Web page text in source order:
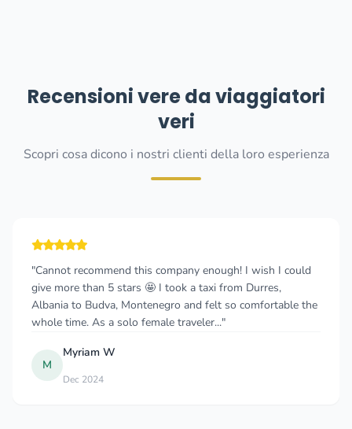
Recensioni vere da viaggiatori
veri
Scopri cosa dicono i nostri clienti della loro esperienza
"Cannot recommend this company enough! I wish I could
give more than 5 stars 🤩 I took a taxi from Durres,
Albania to Budva, Montenegro and felt so comfortable the
whole time. As a solo female traveler..."
M
Myriam W
Dec 2024